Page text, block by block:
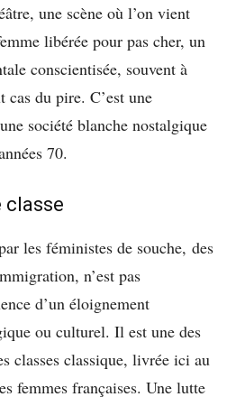
une scène où l’on vient
libérée pour pas cher, un
conscientisée, souvent à
du pire. C’est une
société blanche nostalgique
70.
classe
les féministes de souche, des
n’est pas
d’un éloignement
ou culturel. Il est une des
classes classique, livrée ici au
femmes françaises. Une lutte